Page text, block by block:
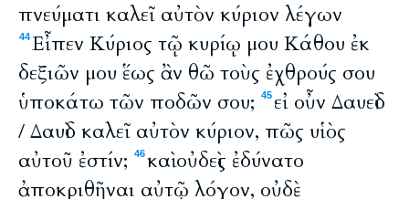
πνεύματι καλεῖ αὐτὸν κύριον λέγων
44Εἶπεν Κύριος τῷ κυρίῳ μου Κάθου ἐκ
δεξιῶν μου ἕως ἂν θῶ τοὺς ἐχθρούς σου
ὑποκάτω τῶν ποδῶν σου;
45 εἰ οὖν Δαυεὶδ
/ Δαυὶδ καλεῖ αὐτὸν κύριον, πῶς υἱὸς
αὐτοῦ ἐστίν;
46καὶ οὐδεὶς ἐδύνατο
ἀποκριθῆναι αὐτῷ λόγον, οὐδὲ